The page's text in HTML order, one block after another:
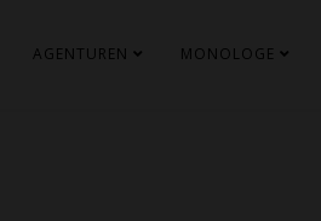
AGENTUREN MONOLOGE